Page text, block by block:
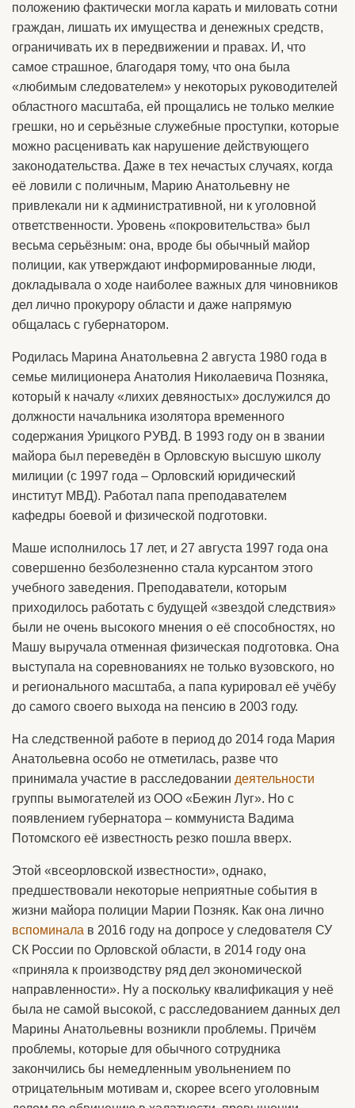
положению фактически могла карать и миловать сотни
граждан, лишать их имущества и денежных средств,
ограничивать их в передвижении и правах. И, что
самое страшное, благодаря тому, что она была
«любимым следователем» у некоторых руководителей
областного масштаба, ей прощались не только мелкие
грешки, но и серьёзные служебные проступки, которые
можно расценивать как нарушение действующего
законодательства. Даже в тех нечастых случаях, когда
её ловили с поличным, Марию Анатольевну не
привлекали ни к административной, ни к уголовной
ответственности. Уровень «покровительства» был
весьма серьёзным: она, вроде бы обычный майор
полиции, как утверждают информированные люди,
докладывала о ходе наиболее важных для чиновников
дел лично прокурору области и даже напрямую
общалась с губернатором.
Родилась Марина Анатольевна 2 августа 1980 года в
семье милиционера Анатолия Николаевича Позняка,
который к началу «лихих девяностых» дослужился до
должности начальника изолятора временного
содержания Урицкого РУВД. В 1993 году он в звании
майора был переведён в Орловскую высшую школу
милиции (с 1997 года – Орловский юридический
институт МВД). Работал папа преподавателем
кафедры боевой и физической подготовки.
Маше исполнилось 17 лет, и 27 августа 1997 года она
совершенно безболезненно стала курсантом этого
учебного заведения. Преподаватели, которым
приходилось работать с будущей «звездой следствия»
были не очень высокого мнения о её способностях, но
Машу выручала отменная физическая подготовка. Она
выступала на соревнованиях не только вузовского, но
и регионального масштаба, а папа курировал её учёбу
до самого своего выхода на пенсию в 2003 году.
На следственной работе в период до 2014 года Мария
Анатольевна особо не отметилась, разве что
принимала участие в расследовании деятельности
группы вымогателей из ООО «Бежин Луг». Но с
появлением губернатора – коммуниста Вадима
Потомского её известность резко пошла вверх.
Этой «всеорловской известности», однако,
предшествовали некоторые неприятные события в
жизни майора полиции Марии Позняк. Как она лично
вспоминала в 2016 году на допросе у следователя СУ
СК России по Орловской области, в 2014 году она
«приняла к производству ряд дел экономической
направленности». Ну а поскольку квалификация у неё
была не самой высокой, с расследованием данных дел
Марины Анатольевны возникли проблемы. Причём
проблемы, которые для обычного сотрудника
закончились бы немедленным увольнением по
отрицательным мотивам и, скорее всего уголовным